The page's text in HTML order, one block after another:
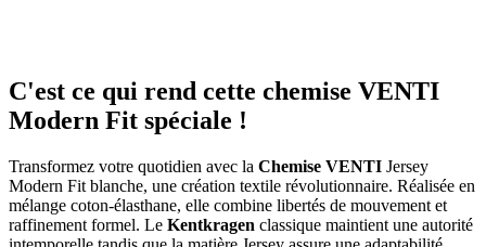
C'est ce qui rend cette chemise VENTI
Modern Fit spéciale !
Transformez votre quotidien avec la Chemise VENTI Jersey
Modern Fit blanche, une création textile révolutionnaire. Réalisée en
mélange coton-élasthane, elle combine libertés de mouvement et
raffinement formel. Le Kentkragen classique maintient une autorité